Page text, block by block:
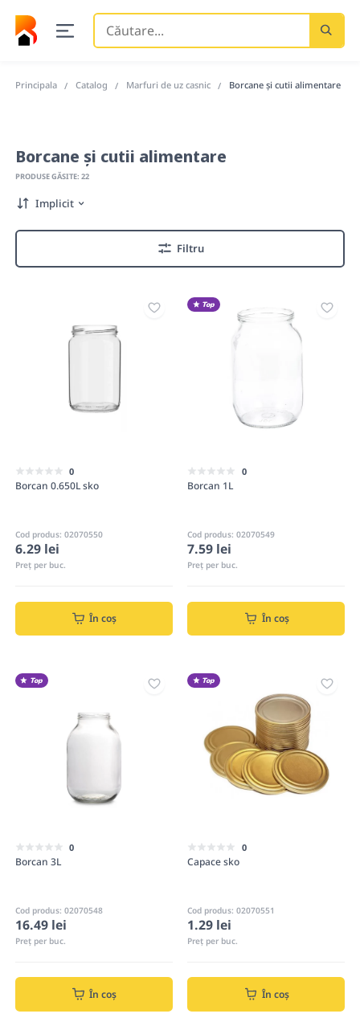
Căutare
Principala Catalog Marfuri de uz casnic Borcane și cutii alimentare
Borcane și cutii alimentare
PRODUSE GĂSITE: 22
Implicit
Filtru
0
Borcan 0.650L sko
Cod produs: 02070550
6.29 lei
Preț per buc.
În coș
Top
0
Borcan 1L
Cod produs: 02070549
7.59 lei
Preț per buc.
În coș
Top
0
Borcan 3L
Cod produs: 02070548
16.49 lei
Preț per buc.
În coș
Top
0
Capace sko
Cod produs: 02070551
1.29 lei
Preț per buc.
În coș